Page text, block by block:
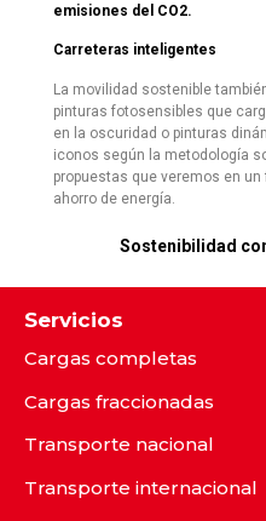
emisiones del CO2.
Carreteras inteligentes
La movilidad sostenible
pinturas fotosensibles que
en la oscuridad o pinturas
iconos según la metodología
propuestas que veremos en
ahorro de energía.
Sostenibilidad
Servicios
Cargas completas
Cargas fraccionadas
Transporte nacional
Transporte internacional